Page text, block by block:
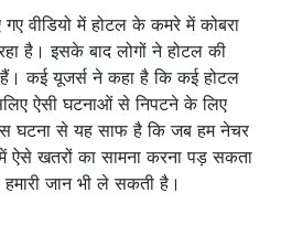
वीडियो में होटल के कमरे में कोबरा
है। इसके बाद लोगों ने होटल की
हैं। कई यूजर्स ने कहा है कि कई होटल
ऐसी घटनाओं से निपटने के लिए
घटना से यह साफ है कि जब हम नेचर
ऐसे खतरों का सामना करना पड़ सकता
जान भी ले सकती है।